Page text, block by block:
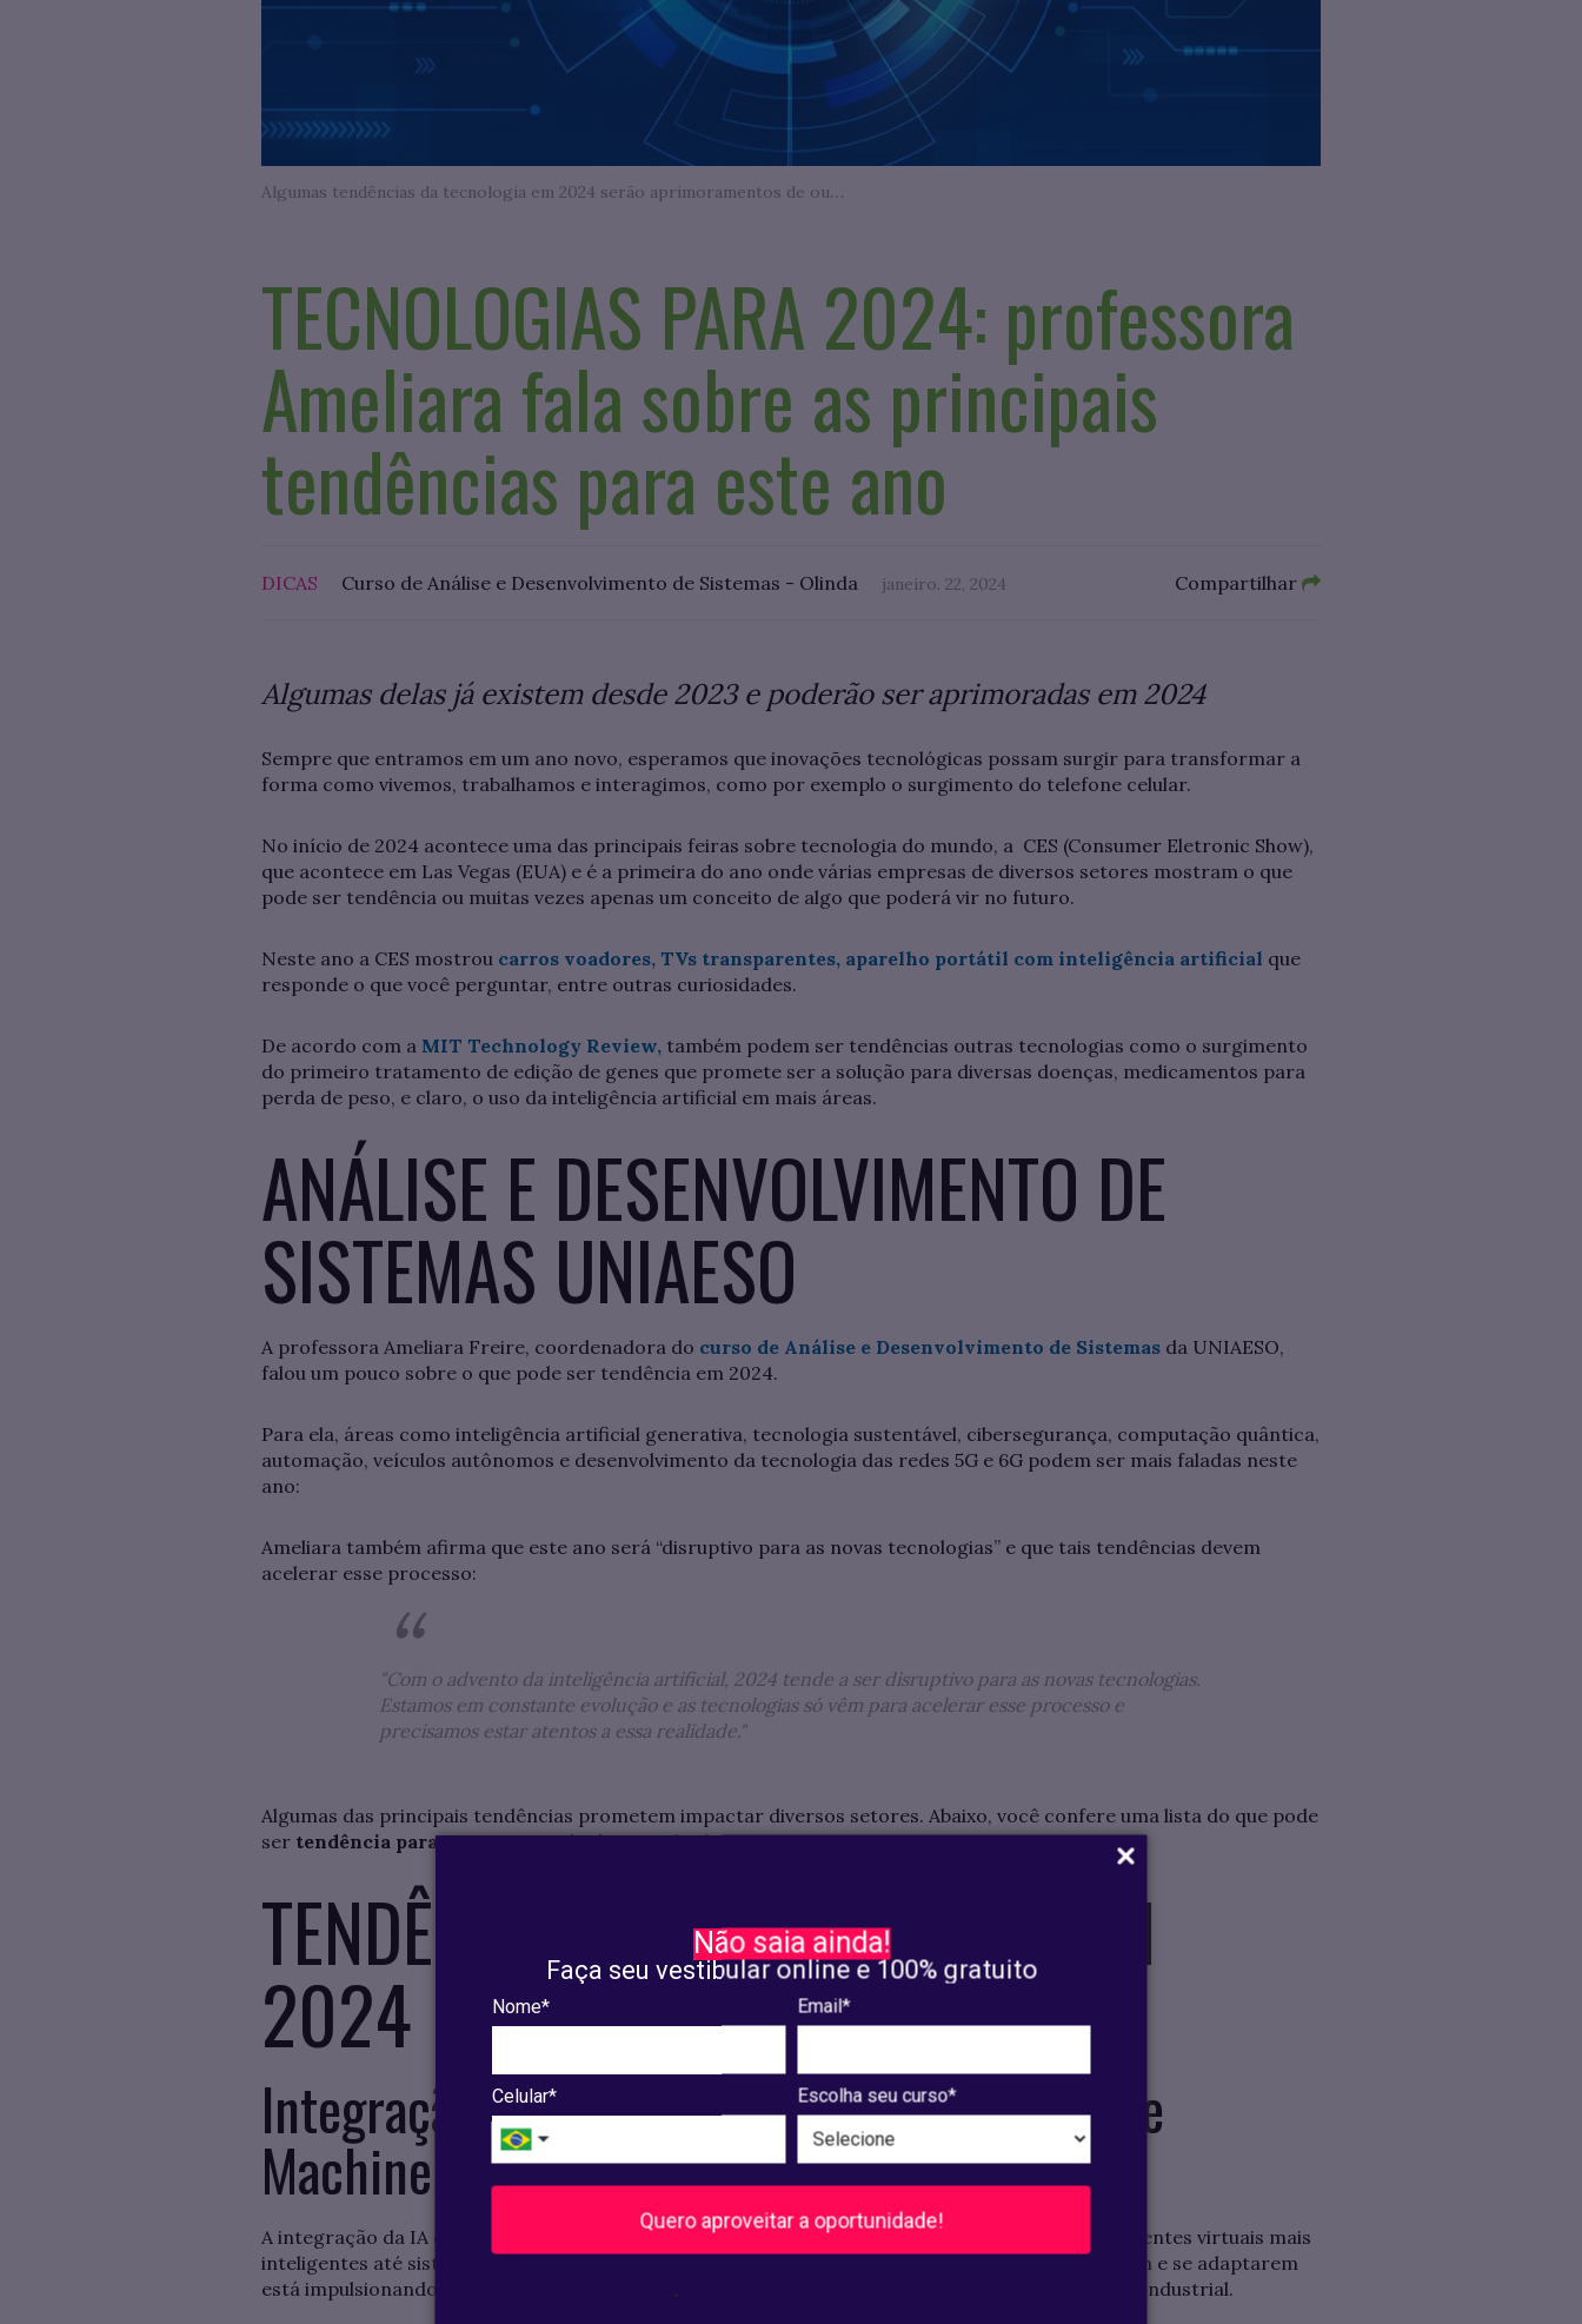
Não saia ainda!
Faça seu vestibular online e 100% gratuito
Nome* Email*
Celular* Escolha seu curso*
Quero aproveitar a oportunidade!
.
Algumas tendências da tecnologia em 2024 serão aprimoramentos de outras lançadas em 2023.
TECNOLOGIAS PARA 2024: professora
Ameliara fala sobre as principais
tendências para este ano
DICAS Curso de Análise e Desenvolvimento de Sistemas - Olinda janeiro. 22, 2024 Compartilhar
Algumas delas já existem desde 2023 e poderão ser aprimoradas em 2024
Sempre que entramos em um ano novo, esperamos que inovações tecnológicas possam surgir para transformar a
forma como vivemos, trabalhamos e interagimos, como por exemplo o surgimento do telefone celular.
No início de 2024 acontece uma das principais feiras sobre tecnologia do mundo, a CES (Consumer Eletronic Show),
que acontece em Las Vegas (EUA) e é a primeira do ano onde várias empresas de diversos setores mostram o que
pode ser tendência ou muitas vezes apenas um conceito de algo que poderá vir no futuro.
Neste ano a CES mostrou carros voadores, TVs transparentes, aparelho portátil com inteligência artificial que
responde o que você perguntar, entre outras curiosidades.
De acordo com a MIT Technology Review, também podem ser tendências outras tecnologias como o surgimento
do primeiro tratamento de edição de genes que promete ser a solução para diversas doenças, medicamentos para
perda de peso, e claro, o uso da inteligência artificial em mais áreas.
ANÁLISE E DESENVOLVIMENTO DE
SISTEMAS UNIAESO
A professora Ameliara Freire, coordenadora do curso de Análise e Desenvolvimento de Sistemas da UNIAESO,
falou um pouco sobre o que pode ser tendência em 2024.
Para ela, áreas como inteligência artificial generativa, tecnologia sustentável, cibersegurança, computação quântica,
automação, veículos autônomos e desenvolvimento da tecnologia das redes 5G e 6G podem ser mais faladas neste
ano:
Ameliara também afirma que este ano será “disruptivo para as novas tecnologias” e que tais tendências devem
acelerar esse processo:
"Com o advento da inteligência artificial, 2024 tende a ser disruptivo para as novas tecnologias.
Estamos em constante evolução e as tecnologias só vêm para acelerar esse processo e
precisamos estar atentos a essa realidade."
Algumas das principais tendências prometem impactar diversos setores. Abaixo, você confere uma lista do que pode
ser tendência para 2024 no mundo da tecnologia.
TENDÊNCIAS DA TECNOLOGIA EM
2024
Integração entre Inteligência Artificial (IA) e
Machine Learning (ML)
A integração da IA e do ML em diferentes aspectos da vida cotidiana se aprofundou. Desde assistentes virtuais mais
inteligentes até sistemas de recomendação mais precisos, a capacidade de máquinas aprenderem e se adaptarem
está impulsionando avanços significativos em áreas como saúde, finanças, logística e automação industrial.